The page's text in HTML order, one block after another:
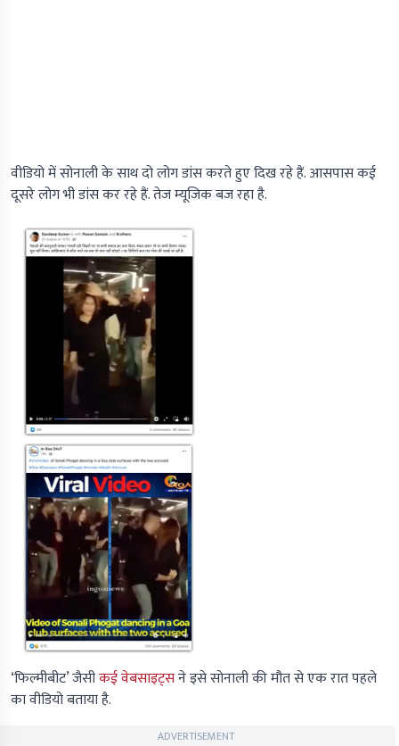
वीडियो में सोनाली के साथ दो लोग डांस करते हुए दिख रहे हैं. आसपास कई
दूसरे लोग भी डांस कर रहे हैं. तेज म्यूजिक बज रहा है.
‘फिल्मीबीट’ जैसीकई वेबसाइट्सने इसे सोनाली की मौत से एक रात पहले
का वीडियो बताया है.
ADVERTISEMENT